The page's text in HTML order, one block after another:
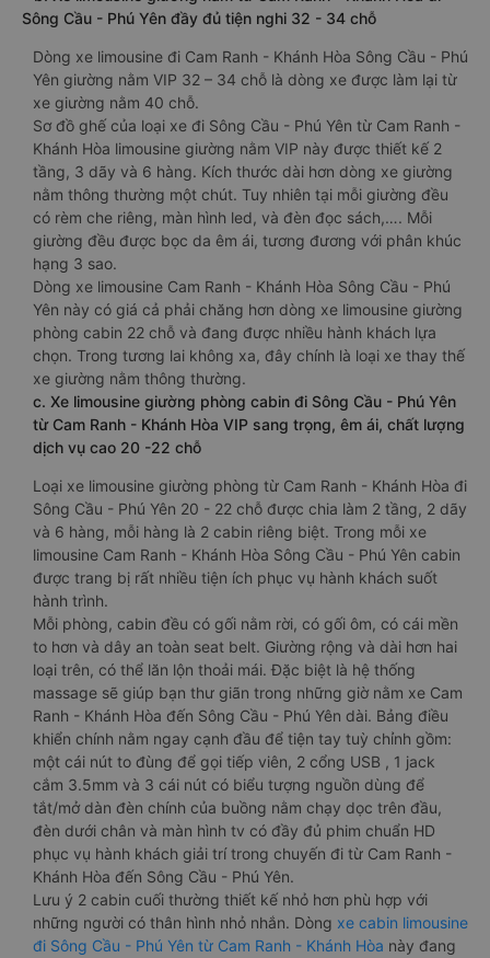
Sông Cầu - Phú Yên đầy đủ tiện nghi 32 - 34 chỗ
Dòng xe limousine đi Cam Ranh - Khánh Hòa Sông Cầu - Phú
Yên giường nằm VIP 32 – 34 chỗ là dòng xe được làm lại từ
xe giường nằm 40 chỗ.
Sơ đồ ghế của loại xe đi Sông Cầu - Phú Yên từ Cam Ranh -
Khánh Hòa limousine giường nằm VIP này được thiết kế 2
tầng, 3 dãy và 6 hàng. Kích thước dài hơn dòng xe giường
nằm thông thường một chút. Tuy nhiên tại mỗi giường đều
có rèm che riêng, màn hình led, và đèn đọc sách,…. Mỗi
giường đều được bọc da êm ái, tương đương với phân khúc
hạng 3 sao.
Dòng xe limousine Cam Ranh - Khánh Hòa Sông Cầu - Phú
Yên này có giá cả phải chăng hơn dòng xe limousine giường
phòng cabin 22 chỗ và đang được nhiều hành khách lựa
chọn. Trong tương lai không xa, đây chính là loại xe thay thế
xe giường nằm thông thường.
c. Xe limousine giường phòng cabin đi Sông Cầu - Phú Yên
từ Cam Ranh - Khánh Hòa VIP sang trọng, êm ái, chất lượng
dịch vụ cao 20 -22 chỗ
Loại xe limousine giường phòng từ Cam Ranh - Khánh Hòa đi
Sông Cầu - Phú Yên 20 - 22 chỗ được chia làm 2 tầng, 2 dãy
và 6 hàng, mỗi hàng là 2 cabin riêng biệt. Trong mỗi xe
limousine Cam Ranh - Khánh Hòa Sông Cầu - Phú Yên cabin
được trang bị rất nhiều tiện ích phục vụ hành khách suốt
hành trình.
Mỗi phòng, cabin đều có gối nằm rời, có gối ôm, có cái mền
to hơn và dây an toàn seat belt. Giường rộng và dài hơn hai
loại trên, có thể lăn lộn thoải mái. Đặc biệt là hệ thống
massage sẽ giúp bạn thư giãn trong những giờ nằm xe Cam
Ranh - Khánh Hòa đến Sông Cầu - Phú Yên dài. Bảng điều
khiển chính nằm ngay cạnh đầu để tiện tay tuỳ chỉnh gồm:
một cái nút to đùng để gọi tiếp viên, 2 cổng USB , 1 jack
cắm 3.5mm và 3 cái nút có biểu tượng nguồn dùng để
tắt/mở dàn đèn chính của buồng nằm chạy dọc trên đầu,
đèn dưới chân và màn hình tv có đầy đủ phim chuẩn HD
phục vụ hành khách giải trí trong chuyến đi từ Cam Ranh -
Khánh Hòa đến Sông Cầu - Phú Yên.
Lưu ý 2 cabin cuối thường thiết kế nhỏ hơn phù hợp với
những người có thân hình nhỏ nhắn. Dòng xe cabin limousine
đi Sông Cầu - Phú Yên từ Cam Ranh - Khánh Hòa này đang